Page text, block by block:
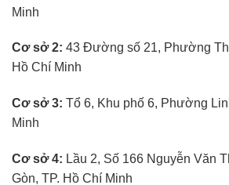
nghiệm
Minh
Cơ sở 2: 43 Đường số 21, Phường
Hồ Chí Minh
Cơ sở 3: Tổ 6, Khu phố 6, Phường
Minh
Cơ sở 4: Lầu 2, Số 166 Nguyễn Văn
Gòn, TP. Hồ Chí Minh